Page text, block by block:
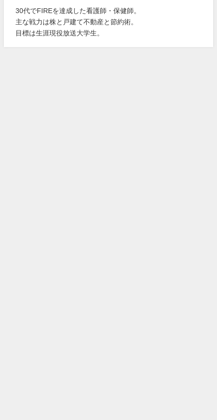
30代でFIREを達成した看護師・保健師。
主な戦力は株と戸建て不動産と節約術。
目標は生涯現役放送大学生。